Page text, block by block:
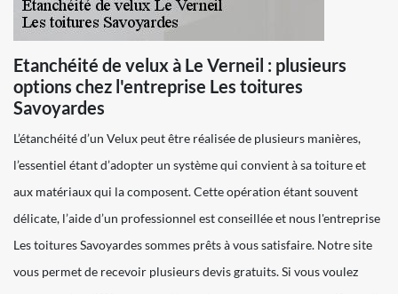
Etanchéité de velux à Le Verneil : plusieurs
options chez l'entreprise Les toitures
Savoyardes
L’étanchéité d’un Velux peut être réalisée de plusieurs manières,
l’essentiel étant d’adopter un système qui convient à sa toiture et
aux matériaux qui la composent. Cette opération étant souvent
délicate, l’aide d’un professionnel est conseillée et nous l'entreprise
Les toitures Savoyardes sommes prêts à vous satisfaire. Notre site
vous permet de recevoir plusieurs devis gratuits. Si vous voulez